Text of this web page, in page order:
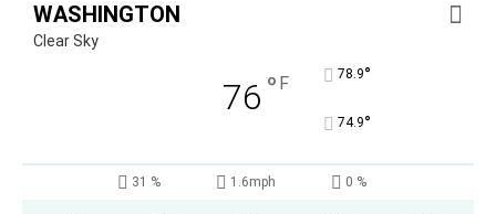
WASHINGTON
Clear Sky
76 ° F 78.9°
74.9°
31 % 1.6mph 0 %